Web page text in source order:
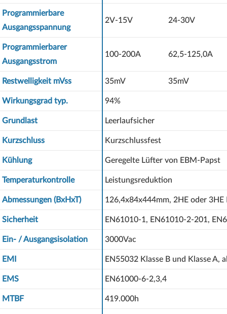
Programmierbare
Ausgangsspannung
2V-15V 24-30V
Programmierbarer
Ausgangsstrom
100-200A 62,5-125,0A
Restwelligkeit mVss 35mV 35mV
Wirkungsgrad typ. 94%
Grundlast Leerlaufsicher
Kurzschluss Kurzschlussfest
Kühlung Geregelte Lüfter von EBM-Papst
Temperaturkontrolle Leistungsreduktion
Abmessungen (BxHxT) 126,4x84x444mm, 2HE oder
Sicherheit EN61010-1, EN61010-2-201,
Ein- / Ausgangsisolation 3000Vac
EMI EN55032 Klasse B und Klasse A,
EMS EN61000-6-2,3,4
MTBF 419.000h